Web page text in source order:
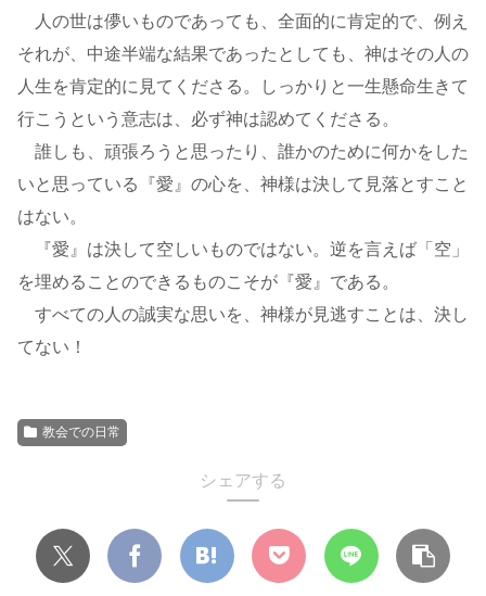
人の世は儚いものであっても、全面的に肯定的で、例え
それが、中途半端な結果であったとしても、神はその人の
人生を肯定的に見てくださる。しっかりと一生懸命生きて
行こうという意志は、必ず神は認めてくださる。
誰しも、頑張ろうと思ったり、誰かのために何かをした
いと思っている『愛』の心を、神様は決して見落とすこと
はない。
『愛』は決して空しいものではない。逆を言えば「空」
を埋めることのできるものこそが『愛』である。
すべての人の誠実な思いを、神様が見逃すことは、決し
てない！
教会での日常
シェアする